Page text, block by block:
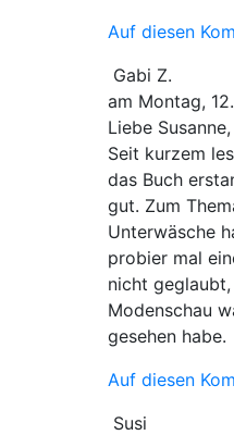
Auf diesen
Gabi Z.
am Montag,
Liebe Susanne,
Seit kurzem
das Buch
gut. Zum
Unterwäsche
probier mal
nicht
Modenschau
gesehen habe.
Auf diesen
Susi